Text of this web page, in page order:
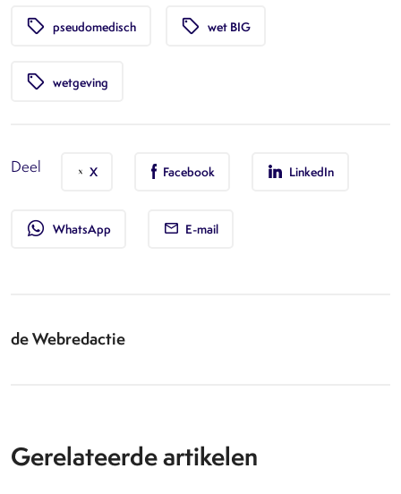
local_offer pseudomedisch local_offer wet BIG
local_offer wetgeving
Deel X Facebook LinkedIn
whatsapp WhatsApp E-mail
de Webredactie
Gerelateerde artikelen